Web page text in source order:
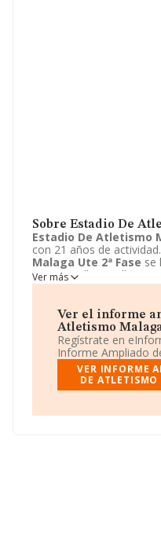
Sobre Estadio De
Estadio De Atletismo
con 21 años de actividad.
Malaga Ute 2ª Fase se
- 1 D, Sevilla, Sevilla. La
actividad CNAE como
Ute 2ª Fase toma la
de empresas.
Ver más
Ver el informe
Atletismo Malaga
Regístrate en
Informe Ampliado
VER INFORME
DE ATLETISMO